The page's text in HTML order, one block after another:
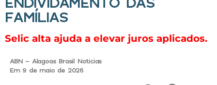
FAMÍLIAS
Selic alta ajuda a elevar juros aplicados.
ABN - Alagoas Brasil Noticias
Em 9 de maio de 2026